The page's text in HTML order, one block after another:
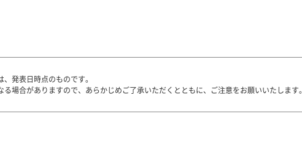
発表日時点のものです。
場合がありますので、あらかじめご了承いただくとともに、ご注意をお願いいたします。